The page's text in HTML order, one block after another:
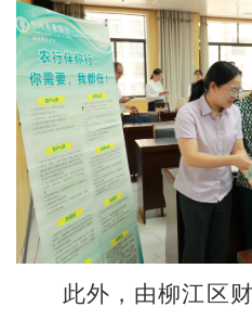
此外，由柳江区